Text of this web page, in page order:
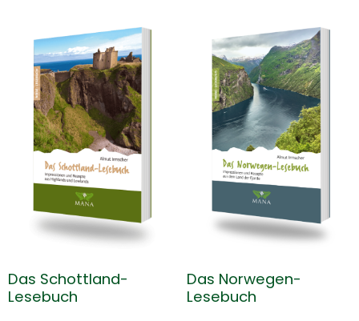
Das Schottland-
Lesebuch
Das Norwegen-
Lesebuch